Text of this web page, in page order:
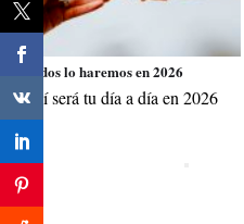
Todos lo haremos en 2026
Así será tu día a día en 2026